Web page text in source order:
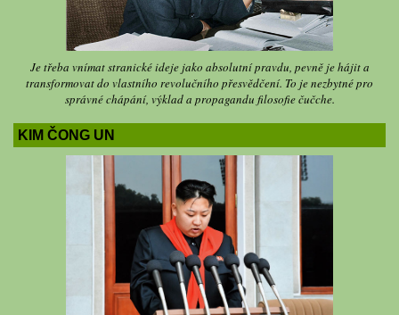
Je třeba vnímat stranické ideje jako absolutní pravdu, pevně je hájit a
transformovat do vlastního revolučního přesvědčení. To je nezbytné pro
správné chápání, výklad a propagandu filosofie čučche.
KIM ČONG UN